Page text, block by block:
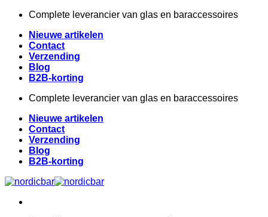
inhoud
Complete leverancier van glas en baraccessoires
Nieuwe artikelen
Contact
Verzending
Blog
B2B-korting
Complete leverancier van glas en baraccessoires
Nieuwe artikelen
Contact
Verzending
Blog
B2B-korting